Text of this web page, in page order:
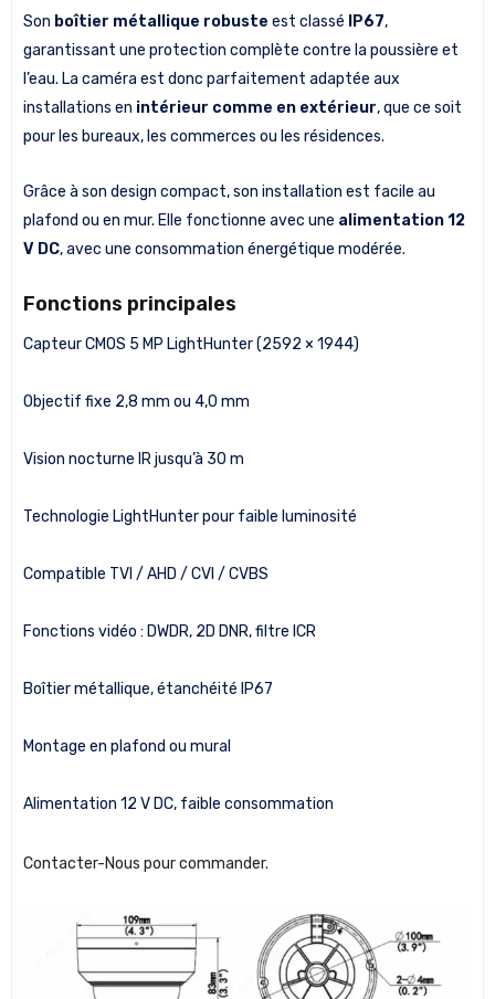
Son boîtier métallique robuste est classé IP67,
garantissant une protection complète contre la poussière et
l’eau. La caméra est donc parfaitement adaptée aux
installations en intérieur comme en extérieur, que ce soit
pour les bureaux, les commerces ou les résidences.
Grâce à son design compact, son installation est facile au
plafond ou en mur. Elle fonctionne avec une alimentation 12
V DC, avec une consommation énergétique modérée.
Fonctions principales
Capteur CMOS 5 MP LightHunter (2592 × 1944)
Objectif fixe 2,8 mm ou 4,0 mm
Vision nocturne IR jusqu’à 30 m
Technologie LightHunter pour faible luminosité
Compatible TVI / AHD / CVI / CVBS
Fonctions vidéo : DWDR, 2D DNR, filtre ICR
Boîtier métallique, étanchéité IP67
Montage en plafond ou mural
Alimentation 12 V DC, faible consommation
Contacter-Nous pour commander.